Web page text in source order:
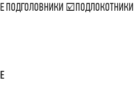
ПОДГОЛОВНИКИ ☑ПОДЛОКОТНИКИ